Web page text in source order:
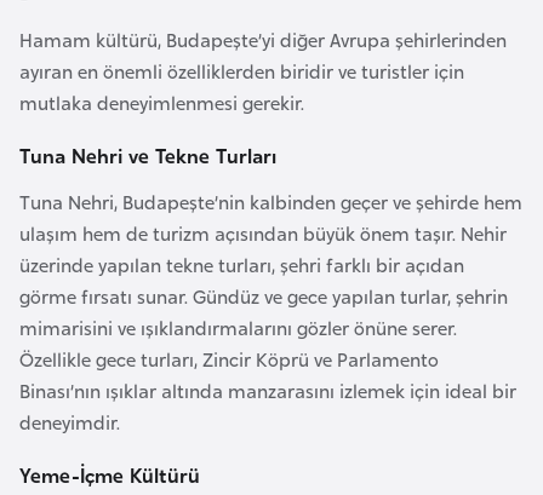
Hamam kültürü, Budapeşte’yi diğer Avrupa şehirlerinden
ayıran en önemli özelliklerden biridir ve turistler için
mutlaka deneyimlenmesi gerekir.
Tuna Nehri ve Tekne Turları
Tuna Nehri, Budapeşte’nin kalbinden geçer ve şehirde hem
ulaşım hem de turizm açısından büyük önem taşır. Nehir
üzerinde yapılan tekne turları, şehri farklı bir açıdan
görme fırsatı sunar. Gündüz ve gece yapılan turlar, şehrin
mimarisini ve ışıklandırmalarını gözler önüne serer.
Özellikle gece turları, Zincir Köprü ve Parlamento
Binası’nın ışıklar altında manzarasını izlemek için ideal bir
deneyimdir.
Yeme-İçme Kültürü
s
o
Ç
d
Ç
e
k
C
u
h